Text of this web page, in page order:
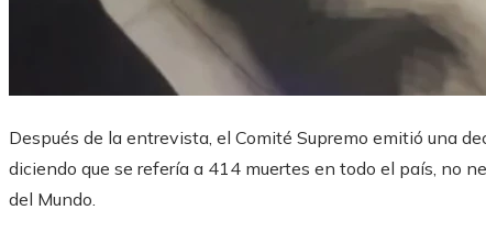
Después de la entrevista, el Comité Supremo emitió una
diciendo que se refería a 414 muertes en todo el país, no
del Mundo.